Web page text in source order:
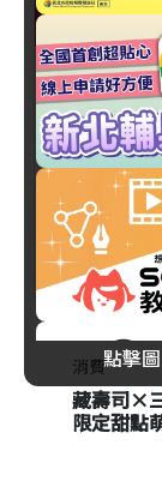
八色烤肉
價購活動時
臺北
消費
藏壽司×
限定甜點
消費
台北君悅
折起、奢
點擊